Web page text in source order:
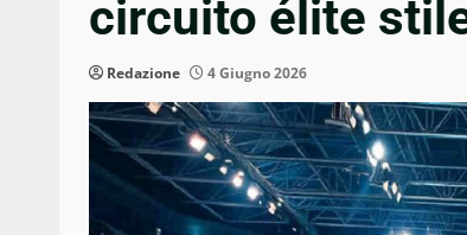
circuito élite
Redazione 4 Giugno 2026